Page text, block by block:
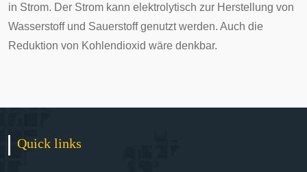
in Strom. Der Strom kann elektrolytisch zur Herstellung von
Wasserstoff und Sauerstoff genutzt werden. Auch die
Reduktion von Kohlendioxid wäre denkbar.
Quick links